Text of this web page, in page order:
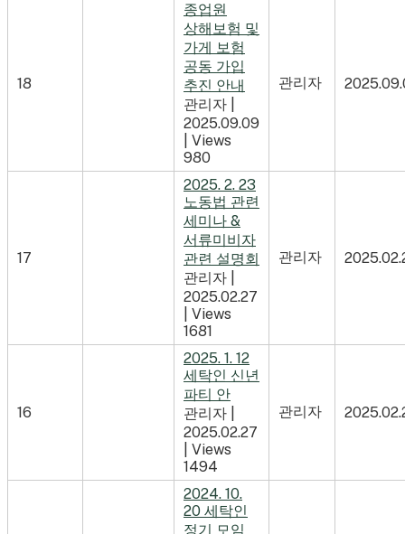
18
종업원
상해보험 및
가게 보험
공동 가입
추진 안내
관리자
2025.09.09
Views
980
관리자
17
2025. 2. 23
노동법 관련
세미나 &
서류미비자
관련 설명회
관리자
2025.02.27
Views
1681
관리자
16
2025. 1. 12
세탁인 신년
파티 안
관리자
2025.02.27
Views
1494
관리자
2024. 10.
20 세탁인
정기 모임